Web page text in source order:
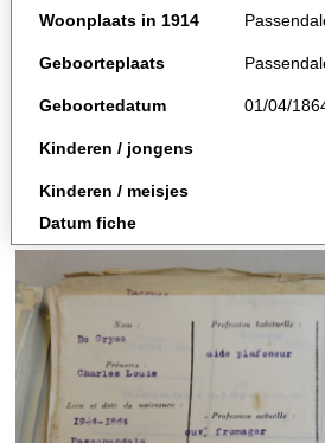
Woonplaats in 1914
Geboorteplaats
Geboortedatum 01/04/
Kinderen / jongens
Kinderen / meisjes
Datum fiche